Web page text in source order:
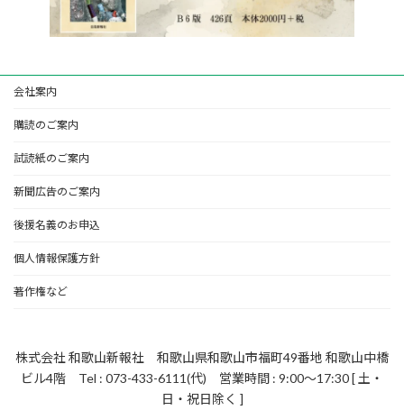
会社案内
購読のご案内
試読紙のご案内
新聞広告のご案内
後援名義のお申込
個人情報保護方針
著作権など
株式会社 和歌山新報社 和歌山県和歌山市福町49番地 和歌山中橋
ビル4階 Tel : 073-433-6111(代) 営業時間 : 9:00～17:30 [ 土・
日・祝日除く ]